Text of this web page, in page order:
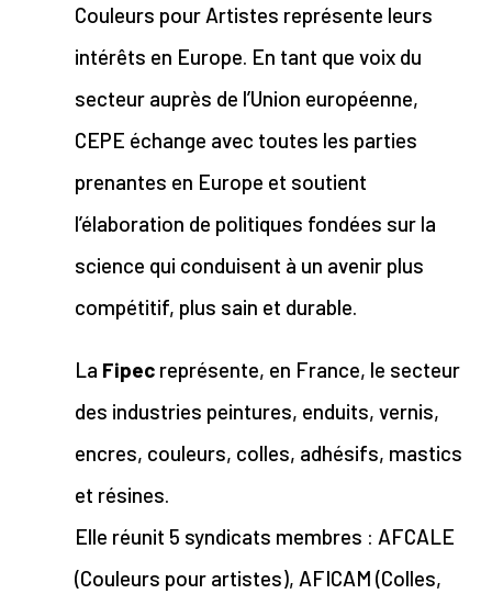
Couleurs pour Artistes représente leurs
intérêts en Europe. En tant que voix du
secteur auprès de l’Union européenne,
CEPE échange avec toutes les parties
prenantes en Europe et soutient
l’élaboration de politiques fondées sur la
science qui conduisent à un avenir plus
compétitif, plus sain et durable.
La Fipecreprésente, en France, le secteur
des industries peintures, enduits, vernis,
encres, couleurs, colles, adhésifs, mastics
et résines.
Elle réunit 5 syndicats membres : AFCALE
(Couleurs pour artistes), AFICAM (Colles,